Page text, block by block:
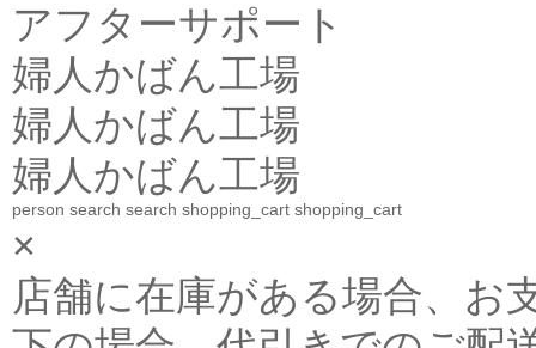
アフターサポート
婦人かばん工場
婦人かばん工場
婦人かばん工場
person search search shopping_cart shopping_cart
×
店舗に在庫がある場合、お